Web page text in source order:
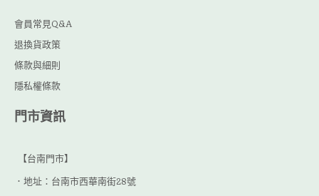
會員常見Q&A
退換貨政策
條款與細則
隱私權條款
門市資訊
【台南門市】
．地址：台南市西華南街28號